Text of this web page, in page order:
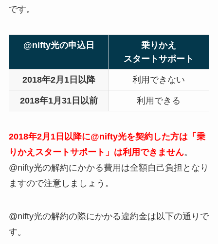
です。
@nifty光の申込日
乗りかえ
スタートサポート
2018年2月1日以降 利用できない
2018年1月31日以前 利用できる
2018年2月1日以降に@nifty光を契約した方は「乗
りかえスタートサポート」は利用できません。
@nifty光の解約にかかる費用は全額自己負担となり
ますので注意しましょう。
@nifty光の解約の際にかかる違約金は以下の通りで
す。